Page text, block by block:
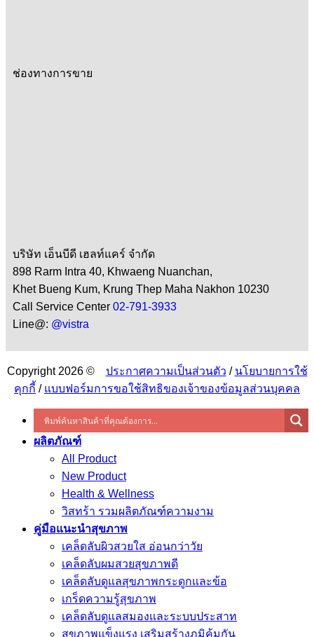
ช่องทางการขาย
บริษัท เอ็นบีดี เฮลท์แคร์ จำกัด
898 Rarm Intra 40, Khwaeng Nuanchan,
Khet Bueng Kum, Krung Thep Maha Nakhon 10230
Call Service Center 02-791-3933
Line@: @vistra
Copyright 2026 © ประกาศความเป็นส่วนตัว / นโยบายการใช้
คุกกี้ / แบบฟอร์มการขอใช้สิทธิของเจ้าของข้อมูลส่วนบุคคล
ผลิตภัณฑ์
All Product
New Product
Health & Wellness
วิสทร้า รวมผลิตภัณฑ์ความงาม
คู่มือแนะนำสุขภาพ
เคล็ดลับผิวสวยใส อ่อนกว่าวัย
เคล็ดลับผมสวยสุขภาพดี
เคล็ดลับดูแลสุขภาพกระดูกและข้อ
เกร็ดความรู้สุขภาพ
เคล็ดลับดูแลสมองและระบบประสาท
สุขภาพแข็งแรง เสริมสร้างภูมิคุ้มกัน